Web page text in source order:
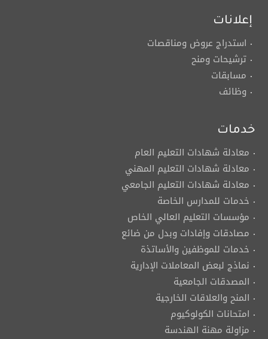
إعلانات
استدراج عروض ومناقصات
ترشيحات ومنح
مسابقات
وظائف
خدمات
معادلة شهادات التعليم العام
معادلة شهادات التعليم المهني
معادلة شهادات التعليم الجامعي
خدمات للمدارس الخاصة
مؤسسات التعليم العالي الخاص
مصادقات وإفادات وبدل من ضائع
خدمات للموظفين والأساتذة
نماذج لبعض المعاملات الإدارية
المصدقات الجامعية
المنح والعلاقات الخارجية
امتحانات الكولوكيوم
مزاولة مهنة الهندسة